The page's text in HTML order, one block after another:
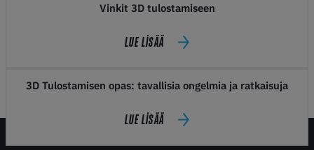
Vinkit 3D tulostamiseen
LUE LISÄÄ
3D Tulostamisen opas: tavallisia ongelmia ja ratkaisuja
LUE LISÄÄ